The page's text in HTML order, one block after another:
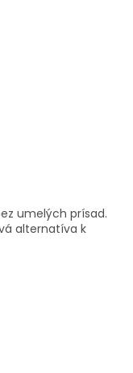
umelých prísad.
alternatíva k